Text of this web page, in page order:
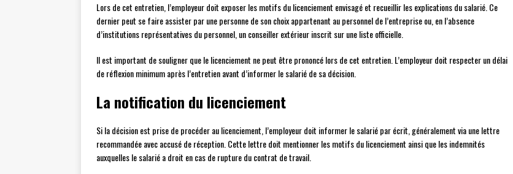
Lors de cet entretien, l’employeur doit exposer les motifs du licenciement envisagé et recueillir les explications du salarié. Ce
dernier peut se faire assister par une personne de son choix appartenant au personnel de l’entreprise ou, en l’absence
d’institutions représentatives du personnel, un conseiller extérieur inscrit sur une liste officielle.
Il est important de souligner que le licenciement ne peut être prononcé lors de cet entretien. L’employeur doit respecter un délai
de réflexion minimum après l’entretien avant d’informer le salarié de sa décision.
La notification du licenciement
Si la décision est prise de procéder au licenciement, l’employeur doit informer le salarié par écrit, généralement via une lettre
recommandée avec accusé de réception. Cette lettre doit mentionner les motifs du licenciement ainsi que les indemnités
auxquelles le salarié a droit en cas de rupture du contrat de travail.